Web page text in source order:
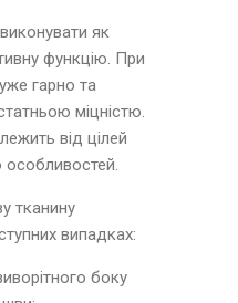
як
функцію. При
гарно та
міцністю.
від цілей
особливостей.
тканину
випадках:
боку